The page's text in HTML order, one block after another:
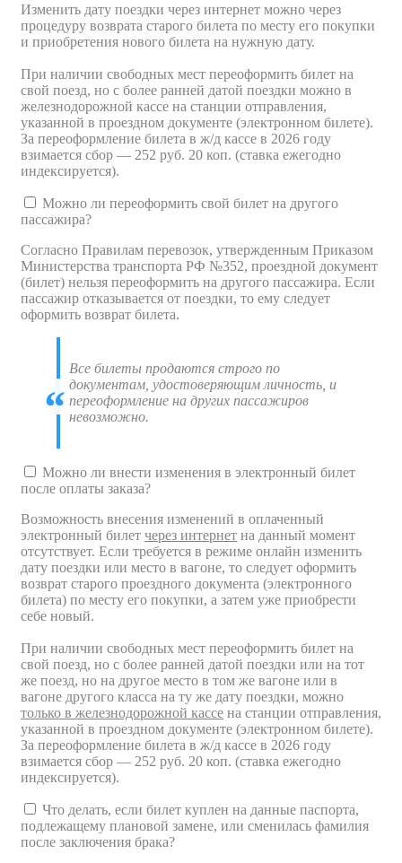
Изменить дату поездки через интернет можно через
процедуру возврата старого билета по месту его покупки
и приобретения нового билета на нужную дату.
При наличии свободных мест переоформить билет на
свой поезд, но с более ранней датой поездки можно в
железнодорожной кассе на станции отправления,
указанной в проездном документе (электронном билете).
За переоформление билета в ж/д кассе в 2026 году
взимается сбор — 252 руб. 20 коп. (ставка ежегодно
индексируется).
Можно ли переоформить свой билет на другого
пассажира?
Согласно Правилам перевозок, утвержденным Приказом
Министерства транспорта РФ №352, проездной документ
(билет) нельзя переоформить на другого пассажира. Если
пассажир отказывается от поездки, то ему следует
оформить возврат билета.
Все билеты продаются строго по
документам, удостоверяющим личность, и
переоформление на других пассажиров
невозможно.
Можно ли внести изменения в электронный билет
после оплаты заказа?
Возможность внесения изменений в оплаченный
электронный билет через интернет на данный момент
отсутствует. Если требуется в режиме онлайн изменить
дату поездки или место в вагоне, то следует оформить
возврат старого проездного документа (электронного
билета) по месту его покупки, а затем уже приобрести
себе новый.
При наличии свободных мест переоформить билет на
свой поезд, но с более ранней датой поездки или на тот
же поезд, но на другое место в том же вагоне или в
вагоне другого класса на ту же дату поездки, можно
только в железнодорожной кассе на станции отправления,
указанной в проездном документе (электронном билете).
За переоформление билета в ж/д кассе в 2026 году
взимается сбор — 252 руб. 20 коп. (ставка ежегодно
индексируется).
Что делать, если билет куплен на данные паспорта,
подлежащему плановой замене, или сменилась фамилия
после заключения брака?